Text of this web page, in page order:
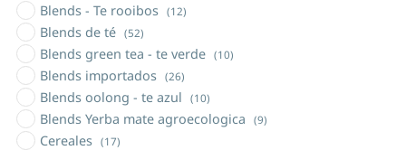
Blends - Te rooibos (12)
Blends de té (52)
Blends green tea - te verde (10)
Blends importados (26)
Blends oolong - te azul (10)
Blends Yerba mate agroecologica (9)
Cereales (17)